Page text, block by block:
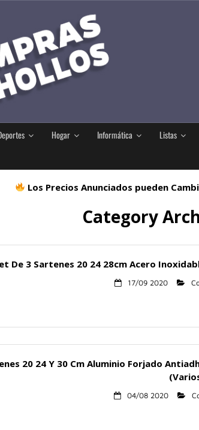
Hogar Informática Listas
Los Precios Anunciados pueden
Category
De 3 Sartenes 20 24 28cm Acero
17/09 2020
20 24 Y 30 Cm Aluminio Forjado
04/08 2020